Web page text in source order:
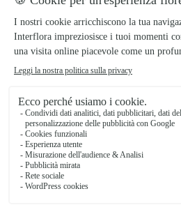
Il tuo fiorista artigiano a
PANE & TULIPANI di TRUFFA
sulla sua partnership con
trasmissione floreale di
un servizio di qualità.